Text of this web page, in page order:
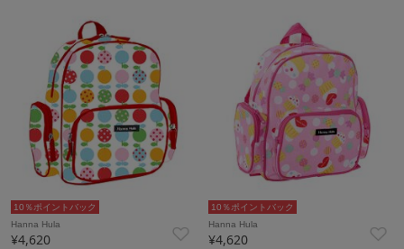
10％ポイントバック
Hanna Hula
¥4,620
10％ポイントバック
Hanna Hula
¥4,620